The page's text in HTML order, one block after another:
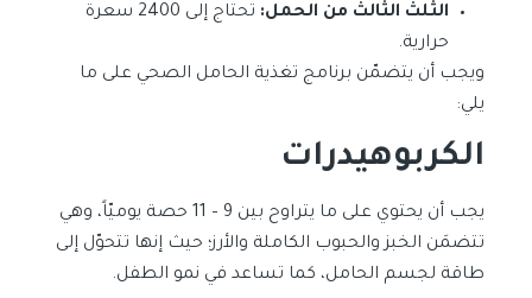
الثلث الثالث من الحمل:
تحتاج إلى 2400 سعرة
حرارية.
ويجب أن يتضمّن برنامج تغذية الحامل الصحي على ما
يلي:
الكربوهيدرات
يجب أن يحتوي على ما يتراوح بين 9 – 11 حصة يوميّاً، وهي
تتضمَن الخبز والحبوب الكاملة والأرز؛ حيث إنها تتحوّل إلى
طاقة لجسم الحامل، كما تساعد في نمو الطفل.